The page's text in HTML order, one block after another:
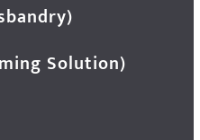
Solution)